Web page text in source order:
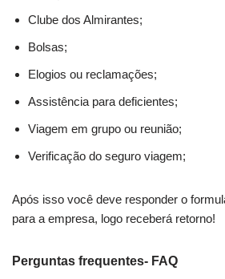
Clube dos Almirantes;
Bolsas;
Elogios ou reclamações;
Assistência para deficientes;
Viagem em grupo ou reunião;
Verificação do seguro viagem;
Após isso você deve responder o
para a empresa, logo receberá retorno!
Perguntas frequentes- FAQ